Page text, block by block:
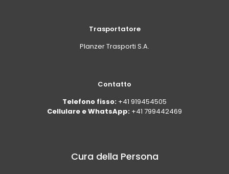
Trasportatore
Planzer Trasporti S.A.
Contatto
Telefono fisso: +41 919454505
Cellulare e WhatsApp: +41 799442469
Cura della Persona